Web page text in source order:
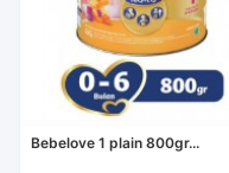
Bebelove 1 plain 800gr...